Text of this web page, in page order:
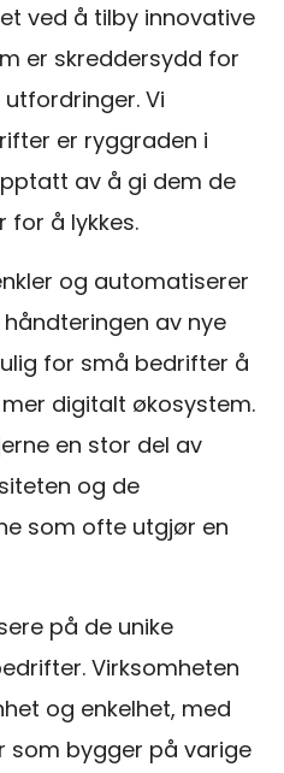
ved å tilby innovative
er skreddersydd for
Vi
er ryggraden i
av å gi dem de
for å lykkes.
og automatiserer
av nye
for små bedrifter å
digitalt økosystem.
en stor del av
og de
som ofte utgjør en
på de unike
Virksomheten
og enkelhet, med
som bygger på varige